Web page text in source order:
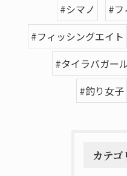
#シマノ
#フ
#フィッシングエイト
#タイラバガー
#釣り女子
カテゴ